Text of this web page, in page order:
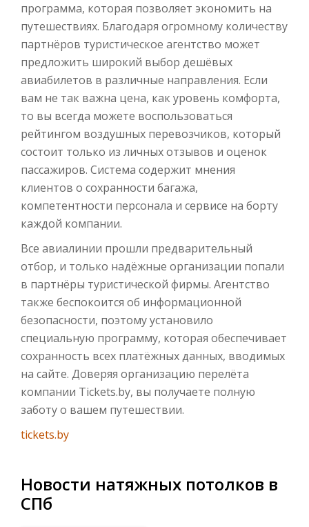
программа, которая позволяет экономить на
путешествиях. Благодаря огромному количеству
партнёров туристическое агентство может
предложить широкий выбор дешёвых
авиабилетов в различные направления. Если
вам не так важна цена, как уровень комфорта,
то вы всегда можете воспользоваться
рейтингом воздушных перевозчиков, который
состоит только из личных отзывов и оценок
пассажиров. Система содержит мнения
клиентов о сохранности багажа,
компетентности персонала и сервисе на борту
каждой компании.
Все авиалинии прошли предварительный
отбор, и только надёжные организации попали
в партнёры туристической фирмы. Агентство
также беспокоится об информационной
безопасности, поэтому установило
специальную программу, которая обеспечивает
сохранность всех платёжных данных, вводимых
на сайте. Доверяя организацию перелёта
компании Tickets.by, вы получаете полную
заботу о вашем путешествии.
tickets.by
Новости натяжных потолков в
СПб